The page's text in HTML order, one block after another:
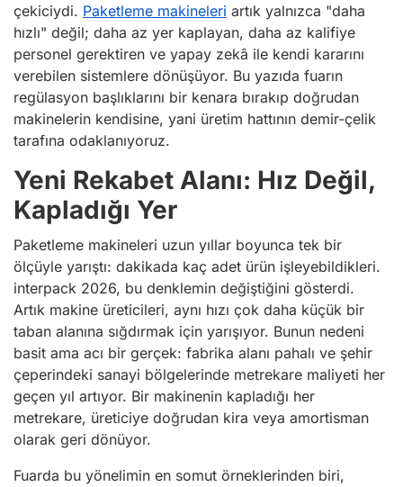
çekiciydi. Paketleme makineleri artık yalnızca "daha
hızlı" değil; daha az yer kaplayan, daha az kalifiye
personel gerektiren ve yapay zekâ ile kendi kararını
verebilen sistemlere dönüşüyor. Bu yazıda fuarın
regülasyon başlıklarını bir kenara bırakıp doğrudan
makinelerin kendisine, yani üretim hattının demir-çelik
tarafına odaklanıyoruz.
Yeni Rekabet Alanı: Hız Değil,
Kapladığı Yer
Paketleme makineleri uzun yıllar boyunca tek bir
ölçüyle yarıştı: dakikada kaç adet ürün işleyebildikleri.
interpack 2026, bu denklemin değiştiğini gösterdi.
Artık makine üreticileri, aynı hızı çok daha küçük bir
taban alanına sığdırmak için yarışıyor. Bunun nedeni
basit ama acı bir gerçek: fabrika alanı pahalı ve şehir
çeperindeki sanayi bölgelerinde metrekare maliyeti her
geçen yıl artıyor. Bir makinenin kapladığı her
metrekare, üreticiye doğrudan kira veya amortisman
olarak geri dönüyor.
Fuarda bu yönelimin en somut örneklerinden biri,